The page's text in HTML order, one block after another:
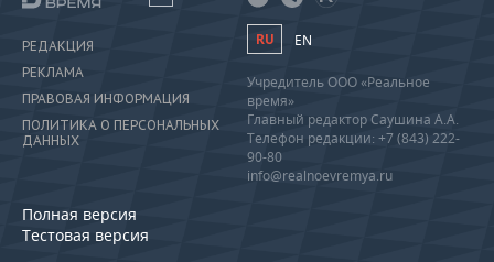
РЕДАКЦИЯ
РЕКЛАМА
ПРАВОВАЯ ИНФОРМАЦИЯ
ПОЛИТИКА О ПЕРСОНАЛЬНЫХ
ДАННЫХ
Полная версия
Тестовая версия
RU EN
Учредитель ООО «Реальное
время»
Главный редактор Саушина А.А.
Телефон редакции: +7 (843) 222-
90-80
info@realnoevremya.ru